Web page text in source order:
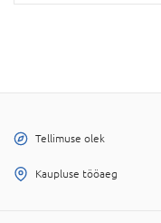
Tellimuse olek
Kaupluse tööaeg